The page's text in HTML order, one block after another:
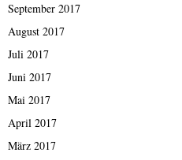
September 2017
August 2017
Juli 2017
Juni 2017
Mai 2017
April 2017
März 2017